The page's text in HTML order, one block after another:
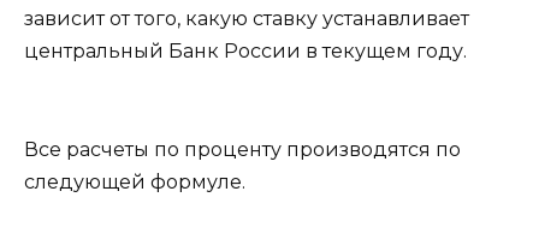
зависит от того, какую ставку устанавливает
центральный Банк России в текущем году.
Все расчеты по проценту производятся по
следующей формуле.